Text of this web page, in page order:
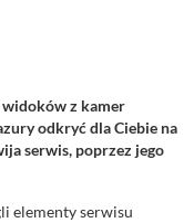
danej tematyki
widoków z kamer
odkryć dla Ciebie na
serwis, poprzez jego
elementy serwisu